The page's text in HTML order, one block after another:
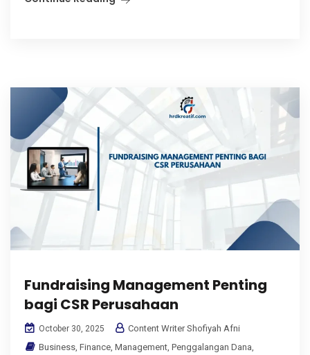
Fundraising Management Penting
bagi CSR Perusahaan
October 30, 2025
Content Writer Shofiyah Afni
Business Finance Management Penggalangan Dana